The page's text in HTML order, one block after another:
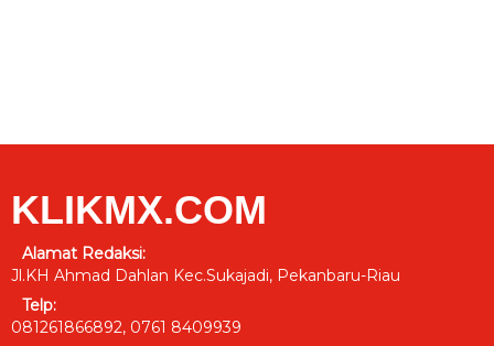
KLIKMX.COM
Alamat Redaksi:
Jl.KH Ahmad Dahlan Kec.Sukajadi, Pekanbaru-Riau
Telp:
081261866892, 0761 8409939